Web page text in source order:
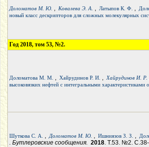
Доломатов М. Ю. , Ковалева Э. А. , Латыпов К. Ф. ,
новый класс дескрипторов для сложных молекулярных
Год 2018, том 53, №2.
Доломатова М. М. , Хайрудинов Р. И. , Хайрудинов И. Р.
высоковязких нефтей с интегральными характеристиками
Шуткова С. А. , Доломатов М. Ю. , Ишниязов З. З. ,
. Бутлеровские сообщения. 2018. Т.53. №2.